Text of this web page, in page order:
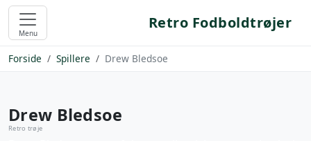
Menu
Retro Fodboldtrøjer
Forside Spillere Drew Bledsoe
Drew Bledsoe
Retro trøje